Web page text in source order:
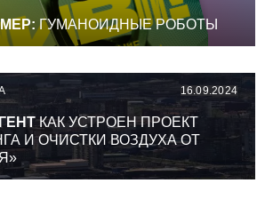
ГУМАНОИДНЫЕ РОБОТЫ
16.09.2024
КАК УСТРОЕН ПРОЕКТ
И ОЧИСТКИ ВОЗДУХА ОТ